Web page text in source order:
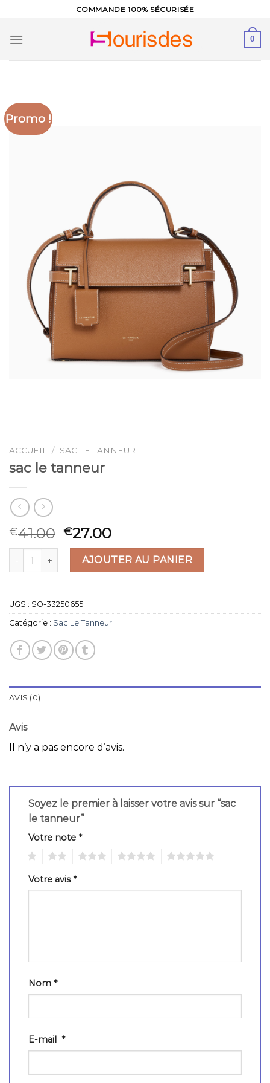
content
COMMANDE 100% SÉCURISÉE
0
Promo !
ACCUEIL / SAC LE TANNEUR
sac le tanneur
€41.00 €27.00
quantité de sac le tanneurAJOUTER AU PANIER
UGS : SO-33250655
Catégorie : Sac Le Tanneur
AVIS (0)
Avis
Il n’y a pas encore d’avis.
Soyez le premier à laisser votre avis sur “sac
le tanneur”
Votre note *
Votre avis*
Nom *
E-mail *